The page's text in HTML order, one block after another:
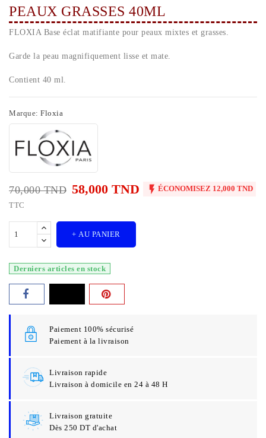
PEAUX GRASSES 40ML
FLOXIA Base éclat matifiante pour peaux mixtes et grasses.
Garde la peau magnifiquement lisse et mate.
Contient 40 ml.
Marque: Floxia
70,000 TND 58,000 TND  ÉCONOMISEZ 12,000 TND
TTC
+ AU PANIER
Derniers articles en stock
Paiement 100% sécurisé
Paiement à la livraison
Livraison rapide
Livraison à domicile en 24 à 48 H
Livraison gratuite
Dès 250 DT d'achat